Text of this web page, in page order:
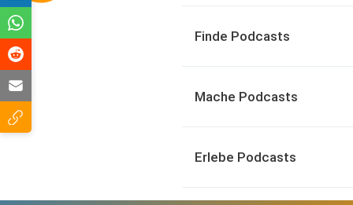
Finde Podcasts
Mache Podcasts
Erlebe Podcasts